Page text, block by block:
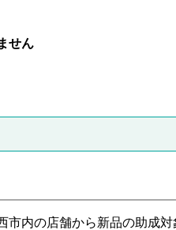
せん
市内の店舗から新品の助成